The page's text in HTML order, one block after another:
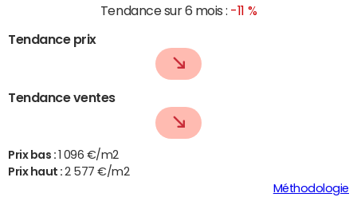
Tendance sur 6 mois : -11 %
Tendance prix
Tendance ventes
Prix bas :
1 096 €/m2
Prix haut :2 577 €/m2
Méthodologie